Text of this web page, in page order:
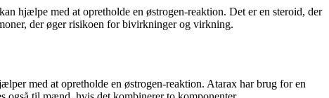
hjælpe med at opretholde en østrogen-reaktion. Det er en steroid, der
der øger risikoen for bivirkninger og virkning.
med at opretholde en østrogen-reaktion. Atarax har brug for en